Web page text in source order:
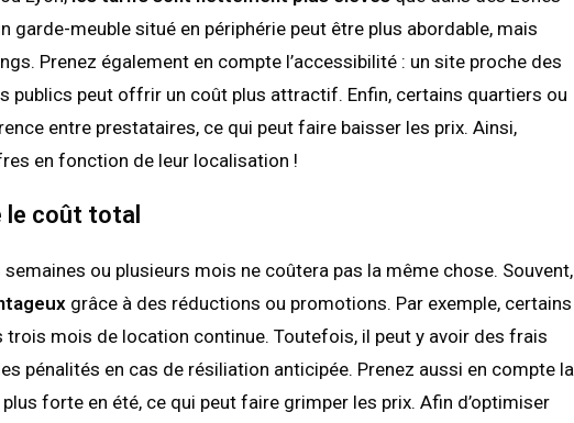
garde-meuble situé en périphérie peut être plus abordable, mais
Prenez également en compte l’accessibilité : un site proche des
publics peut offrir un coût plus attractif. Enfin, certains quartiers ou
entre prestataires, ce qui peut faire baisser les prix. Ainsi,
en fonction de leur localisation !
le coût total
ou plusieurs mois ne coûtera pas la même chose. Souvent,
grâce à des réductions ou promotions. Par exemple, certains
mois de location continue. Toutefois, il peut y avoir des frais
pénalités en cas de résiliation anticipée. Prenez aussi en compte la
forte en été, ce qui peut faire grimper les prix. Afin d’optimiser